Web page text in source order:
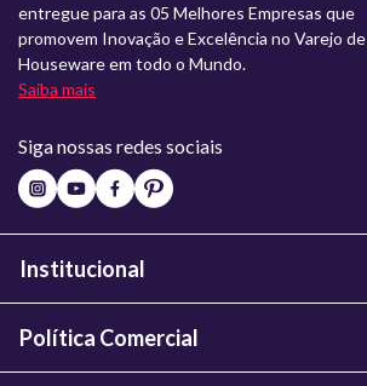
entregue para as 05 Melhores Empresas que
promovem Inovação e Excelência no Varejo de
Houseware em todo o Mundo.
Saiba mais
Siga nossas redes sociais
Institucional
Política Comercial